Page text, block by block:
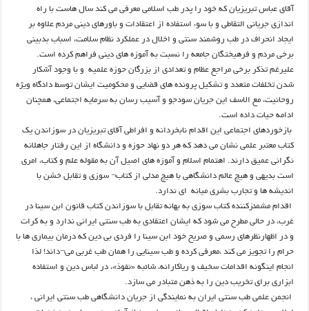
آقای عباس تبریزیان که خود را پدر طب اسلامی معرفی می کند سال هاست با راه
اندازی جریانی التقاطی و با سوء استفاده از اعتقادات و باورهای دینی مردم علاوه بر
ایجاد انحراف در طب روشمند سنتی و اخلال در عملکرد نظام سلامت، اسباب بدبینی
برخی مردم و فرهیختگان جامعه را نسبت به آموزه های دینی فراهم کرده است.
علیرغم تذکر برخی مراجع عظام و تعدادی از بزرگان حوزه علمیه و با وجود آشکار
شدن تخلفات متعدد و تشکیل پرونده های قضایی و محکومیت ایشان توسط دادگاه ویژه
روحانیت، مع الاسف این جریان سودجو و آسیب رسان به سرمایه اجتماعی، همچنان
ادامه حیات داده است.
بازخوردهای اجتماعی این اقدام نابخردانه و افراطی آقای تبریزیان در سوزاندن یک
کتاب معتبر علمی نشان می دهد که هر دو نهاد حوزه و دانشگاه از این رفتار جاهلانه
نگرانی عمیق دارند. اهتمام اسلام و آموزه های اصیل آن به مقوله علم و کتاب، امری
است بدیهی و هیچ عالم دانشگاهی با هیچ مدلی از کتاب¬ سوزی و تقابل خشن با
اندیشه ها و تجارب بشری میانه ای ندارد.
اقدام مشمئزکننده کتاب سوزی به بهانه تقابل با سوزاندن کتاب قانون ابن سینا در
غرب، در حالی مطرح می شود که ایشان اعتقادی به طب سنتی ایرانی ندارد و به کرات
و در اظهارنظرهای رسمی و صریح خود ابن سینا را فردی بی دین که درمان بیماری ها با
حرام را تجویز می کند ،معرفی کرده و طب سینایی را همان طب غربی می¬داند! لذا
انجام اینگونه اقدامات سخیف و ریاکارانه، شائبه «نفوذ»، در لباس دین و استفاده
ابزاری برای تخریب دین را به ذهن متبادر می سازد.
انجمن علمی طب سنتی ایران به نمایندگی از جریان دانشگاهی طب سنتی ایرانی ،